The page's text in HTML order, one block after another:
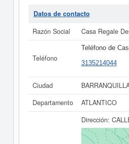
Datos de contacto
Razón Social
Casa Regale
Teléfono
Teléfono de
3135214044
Ciudad
Departamento
ATLANTICO
Dirección: